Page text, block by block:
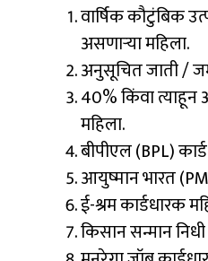
वार्षिक कौटुंबिक
असणाऱ्या महिला.
अनुसूचित जाती /
40% किंवा
महिला.
बीपीएल (BPL)
आयुष्मान भारत
ई-श्रम कार्डधारक
किसान सन्मान